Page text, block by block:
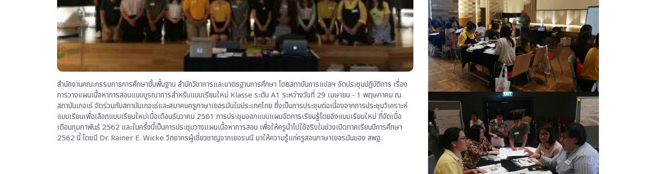
สำนักงานคณะกรรมการการศึกษาขั้นพื้นฐาน สำนักวิชาการและมาตรฐานการศึกษา โดยสถาบันการแปลฯ จัดประชุมปฏิบัติการ เรื่อง
การวางแผนเนื้อหาการสอนแบบบูรณาการสำหรับแบบเรียนใหม่ Klasse ระดับ A1 ระหว่างวันที่ 29 เมษายน - 1 พฤษภาคม ณ
สถาบันเกอเธ่ จัดร่วมกับสถาบันเกอเธ่และสมาคมครูภาษาเยอรมันในประเทศไทย ซึ่งเป็นการประชุมต่อเนื่องจากการประชุมวิเคราะห์
แบบเรียนเพื่อเลือกแบบเรียนใหม่เมื่อเดือนธันวาคม 2561 การประชุมออกแบบแผนจัดการเรียนรู้โดยอิงแบบเรียนใหม่ ที่จัดเมื่อ
เดือนกุมภาพันธ์ 2562 และในครั้งนี้เป็นการประชุมวางแผนเนื้อหาการสอน เพื่อให้ครูนำไปใช้จริงในช่วงเปิดภาคเรียนปีการศึกษา
2562 นี้ โดยมี Dr. Rainer E. Wicke วิทยากรผู้เชี่ยวชาญจากเยอรมนี มาให้ความรู้แก่ครูสอนภาษาเยอรมันของ สพฐ.